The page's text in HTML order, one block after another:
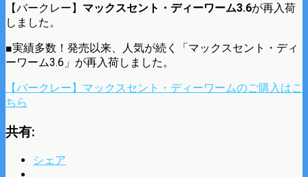
【バークレー】 マックスセント・ディーワーム3.6が再入荷
しました。
■実績多数！発売以来、人気が続く「マックスセント・ディ
ーワーム3.6」が再入荷しました。
【バークレー】マックスセント・ディーワームのご購入はこ
ちら
共有:
シェア